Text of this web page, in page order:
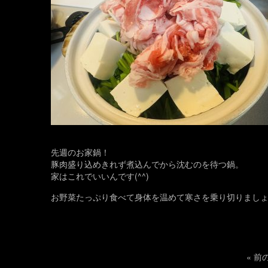
先週のお家鍋！
豚肉盛り込めきれず煮込んでから沈むのを待つ鍋。
家はこれでいいんです(^^)
お野菜たっぷり食べて身体を温めて寒さを乗り切りまし
« 前